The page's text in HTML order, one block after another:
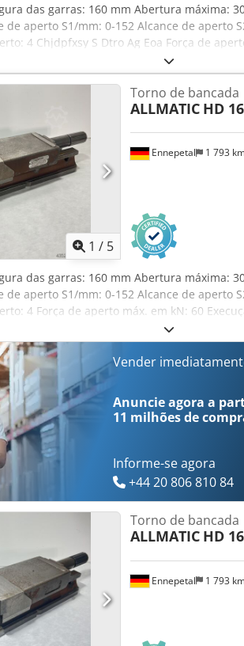
das garras: 160 mm Abertura máxima:
de aperto S1/mm: 0-152 Alcance de aperto
4 Chjdpfxsy S Dtro Ag Eoa Força de
0 Peça de trabalho: Peça pré-usinada
302mm - Inclui 2x garras de fixação -
1 / 5
Ennepetal 1 793
Torno de bancada
ALLMATIC HD
das garras: 160 mm Abertura máxima:
de aperto S1/mm: 0-152 Alcance de aperto
4 Força de aperto máx. em kN: 60
pré-usinada Largura das garras/mm: 160
de fixação Cedpfx Agoypwf Io Eeha - Sem
Vender
Anuncie agora a
11 milhões de
Informe-se agora
+44 20 806 810 84
Ennepetal 1 793
Torno de bancada
ALLMATIC HD